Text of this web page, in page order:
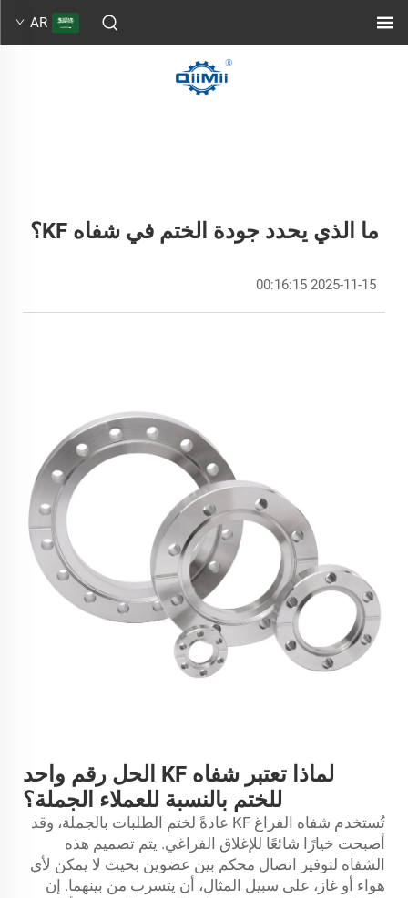
AR
ما الذي يحدد جودة الختم في شفاه KF؟
2025-11-15 00:16:15
لماذا تعتبر شفاه KF الحل رقم واحد
للختم بالنسبة للعملاء الجملة؟
تُستخدم شفاه الفراغ KF عادةً لختم الطلبات بالجملة، وقد
أصبحت خيارًا شائعًا للإغلاق الفراغي. يتم تصميم هذه
الشفاه لتوفير اتصال محكم بين عضوين بحيث لا يمكن لأي
هواء أو غاز، على سبيل المثال، أن يتسرب من بينهما. إن